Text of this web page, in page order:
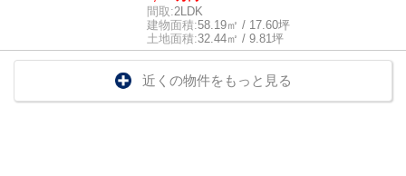
間取:2LDK
建物面積:58.19㎡ / 17.60坪
土地面積:32.44㎡ / 9.81坪
近くの物件をもっと見る